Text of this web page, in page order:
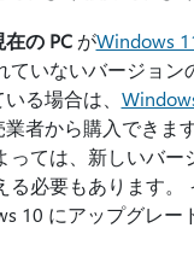
の PCがWindows
いないバージョ
る場合は、
者から購入できま
ては、新しいバ
必要もあります
10 にアップグレ